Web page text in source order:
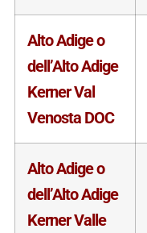
Alto Adige o
dell’Alto Adige
Kerner Val
Venosta DOC
Alto Adige o
dell’Alto Adige
Kerner Valle